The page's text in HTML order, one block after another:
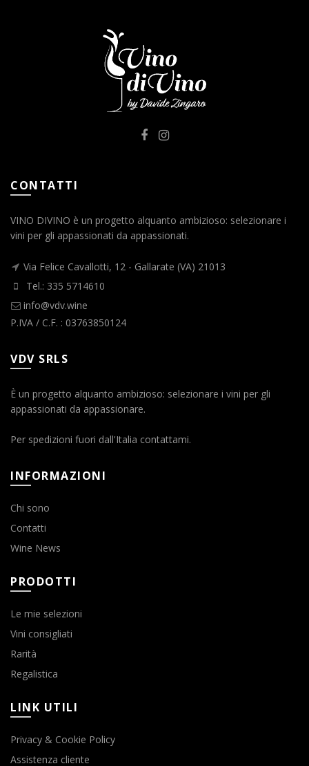
CONTATTI
VINO DIVINO è un progetto alquanto ambizioso: selezionare i
vini per gli appassionati da appassionati.
Via Felice Cavallotti, 12 - Gallarate (VA) 21013
Tel.: 335 5714610
info@vdv.wine
P.IVA / C.F. : 03763850124
VDV SRLS
È un progetto alquanto ambizioso: selezionare i vini per gli
appassionati da appassionare.
Per spedizioni fuori dall'Italia contattami.
INFORMAZIONI
Chi sono
Contatti
Wine News
PRODOTTI
Le mie selezioni
Vini consigliati
Rarità
Regalistica
LINK UTILI
Privacy & Cookie Policy
Assistenza cliente